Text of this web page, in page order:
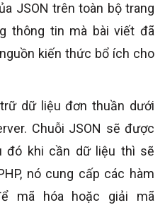
JSON trên toàn bộ trang
thông tin mà bài viết đã
kiến thức bổ ích cho
dữ liệu đơn thuần dưới
Chuỗi JSON sẽ được
đó khi cần dữ liệu thì sẽ
nó cung cấp các hàm
mã hóa hoặc giải mã